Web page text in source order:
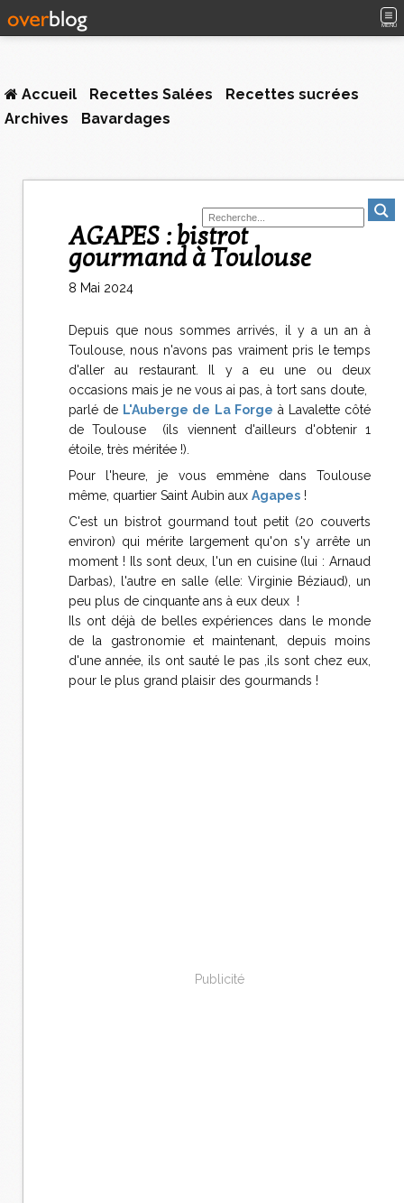
MENU
Accueil Recettes Salées
Recettes sucrées
Archives
Bavardages
AGAPES : bistrot
gourmand à Toulouse
8 Mai 2024
Depuis que nous sommes arrivés, il y a un an à
Toulouse, nous n'avons pas vraiment pris le temps
d'aller au restaurant. Il y a eu une ou deux
occasions mais je ne vous ai pas, à tort sans doute,
parlé de L'Auberge de La Forge à Lavalette côté
de Toulouse (ils viennent d'ailleurs d'obtenir 1
étoile, très méritée !).
Pour l'heure, je vous emmène dans Toulouse
même, quartier Saint Aubin aux Agapes !
C'est un bistrot gourmand tout petit (20 couverts
environ) qui mérite largement qu'on s'y arrête un
moment ! Ils sont deux, l'un en cuisine (lui : Arnaud
Darbas), l'autre en salle (elle: Virginie Béziaud), un
peu plus de cinquante ans à eux deux !
Ils ont déjà de belles expériences dans le monde
de la gastronomie et maintenant, depuis moins
d'une année, ils ont sauté le pas ,ils sont chez eux,
pour le plus grand plaisir des gourmands !
Publicité